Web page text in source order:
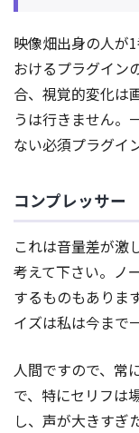
映像畑出身の人が
おけるプラグイン
合、視覚的変化は
うは行きません。
ない必須プラグイ
コンプレッサー
これは音量差が激
考えて下さい。ノ
するものもありま
イズは私は今まで
人間ですので、常
で、特にセリフは
し、声が大きすぎ